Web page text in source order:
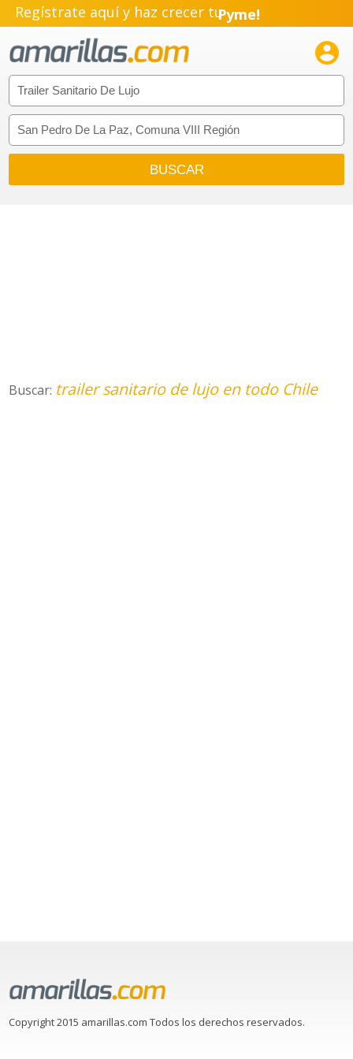
Regístrate aquí y haz crecer tuPyme!
Emprendimiento!

Buscar: trailer sanitario de lujo en todo Chile
Copyright 2015 amarillas.com Todos los derechos reservados.